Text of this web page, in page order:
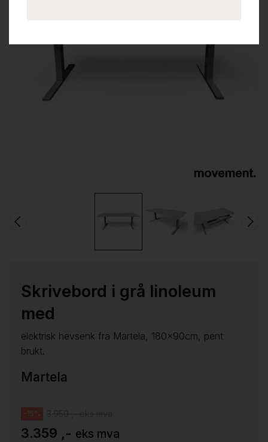
Skrivebord i grå linoleum
med
elektrisk hevsenk fra Martela, 180x90cm, pent
brukt.
Martela
-15%
3.359 ,- eks mva